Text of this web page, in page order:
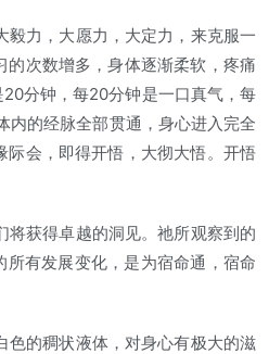
力，大愿力，大定力，来克服一
次数增多，身体逐渐柔软，疼痛
分钟，每20分钟是一口真气，每
的经脉全部贯通，身心进入完全
会，即得开悟，大彻大悟。开悟
获得卓越的洞见。祂所观察到的
有发展变化，是为宿命通，宿命
的稠状液体，对身心有极大的滋